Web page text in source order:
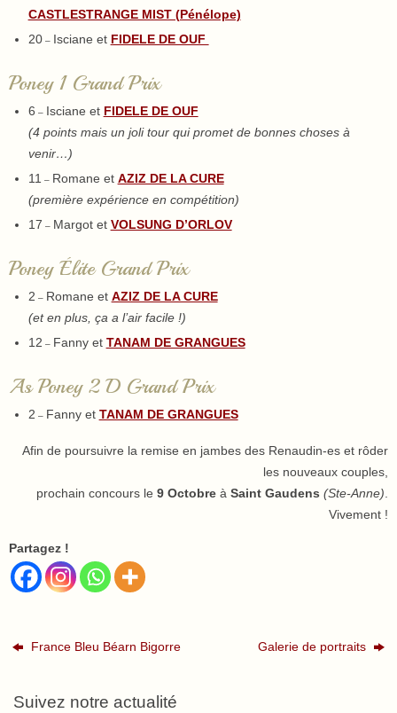
CASTLESTRANGE MIST (Pénélope)
20– Isciane et FIDELE DE OUF
Poney 1 Grand Prix
6 – Isciane et FIDELE DE OUF
(4 points mais un joli tour qui promet de bonnes choses à
venir…)
11 – Romane et AZIZ DE LA CURE
(première expérience en compétition)
17 – Margot et VOLSUNG D’ORLOV
Poney Élite Grand Prix
2 – Romane et AZIZ DE LA CURE
(et en plus, ça a l’air facile !)
12 – Fanny et TANAM DE GRANGUES
As Poney 2 D Grand Prix
2 – Fanny et TANAM DE GRANGUES
Afin de poursuivre la remise en jambes des Renaudin-es et rôder
les nouveaux couples,
prochain concours le 9 Octobre à Saint Gaudens (Ste-Anne)
Vivement !
Partagez !
France Bleu Béarn Bigorre Galerie de portraits
Suivez notre actualité